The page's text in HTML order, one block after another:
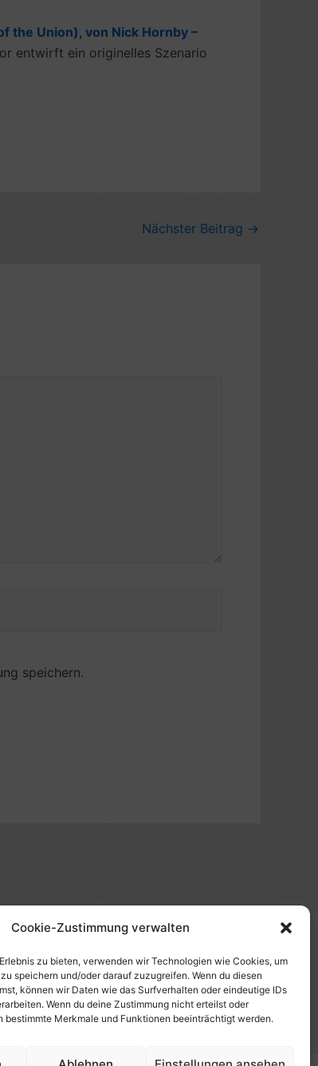
Cookie-Zustimmung verwalten
zu bieten, verwenden wir Technologien wie Cookies, um
speichern und/oder darauf zuzugreifen. Wenn du diesen
können wir Daten wie das Surfverhalten oder eindeutige IDs
Wenn du deine Zustimmung nicht erteilst oder
bestimmte Merkmale und Funktionen beeinträchtigt werden.
the Union), von Nick Hornby –
entwirft ein originelles Szenario
Nächster Beitrag →
speichern.
Suche" und/oder mit Sternchen (*):
kaufst, erhalte ich eine Provision. Du zahlst
Seite. Als Amazon-Partner verdiene ich an
die mit einer Händler-Seite wie